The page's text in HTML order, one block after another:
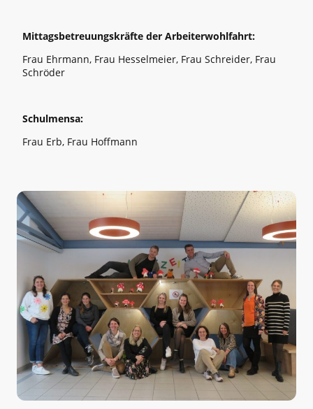
Mittagsbetreuungskräfte der Arbeiterwohlfahrt:
Frau Ehrmann, Frau Hesselmeier, Frau Schreider, Frau
Schröder
Schulmensa:
Frau Erb, Frau Hoffmann